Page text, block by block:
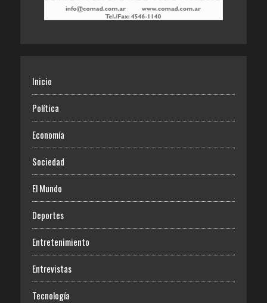
Inicio
Política
Economía
Sociedad
El Mundo
Deportes
Entretenimiento
Entrevistas
Tecnología